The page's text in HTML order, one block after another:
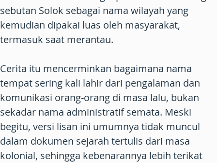
sebutan Solok sebagai nama wilayah yang
kemudian dipakai luas oleh masyarakat,
termasuk saat merantau.
Cerita itu mencerminkan bagaimana nama
tempat sering kali lahir dari pengalaman dan
komunikasi orang-orang di masa lalu, bukan
sekadar nama administratif semata. Meski
begitu, versi lisan ini umumnya tidak muncul
dalam dokumen sejarah tertulis dari masa
kolonial, sehingga kebenarannya lebih terikat